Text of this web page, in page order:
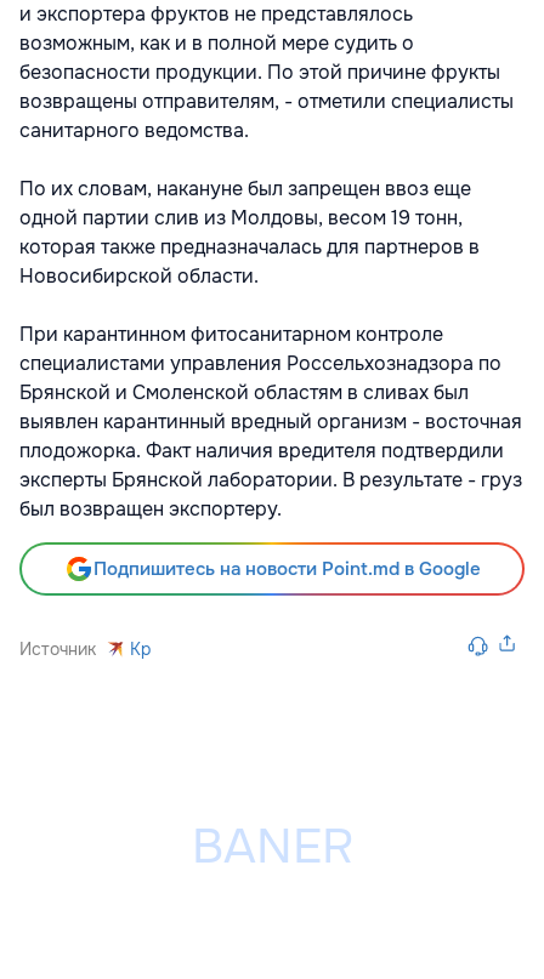
и экспортера фруктов не представлялось
возможным, как и в полной мере судить о
безопасности продукции. По этой причине фрукты
возвращены отправителям, - отметили специалисты
санитарного ведомства.
По их словам, накануне был запрещен ввоз еще
одной партии слив из Молдовы, весом 19 тонн,
которая также предназначалась для партнеров в
Новосибирской области.
При карантинном фитосанитарном контроле
специалистами управления Россельхознадзора по
Брянской и Смоленской областям в сливах был
выявлен карантинный вредный организм - восточная
плодожорка. Факт наличия вредителя подтвердили
эксперты Брянской лаборатории. В результате - груз
был возвращен экспортеру.
Подпишитесь на новости Point.md в Google
Источник Kp